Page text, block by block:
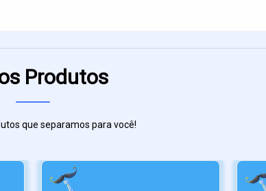
Produtos
que separamos para você!